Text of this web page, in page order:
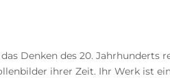
Denken des 20. Jahrhunderts
ihrer Zeit. Ihr Werk ist